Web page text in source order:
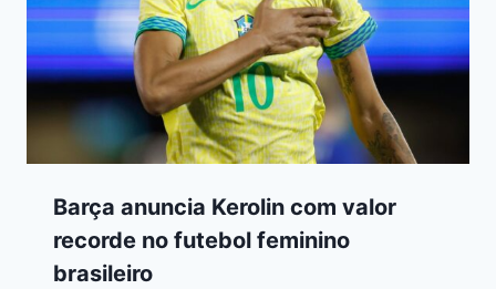
Barça anuncia Kerolin com valor
recorde no futebol feminino
brasileiro